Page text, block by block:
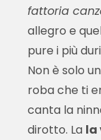
fattoria
allegro e
pure i più
Non è solo
roba che ti
canta la
dirotto. La la